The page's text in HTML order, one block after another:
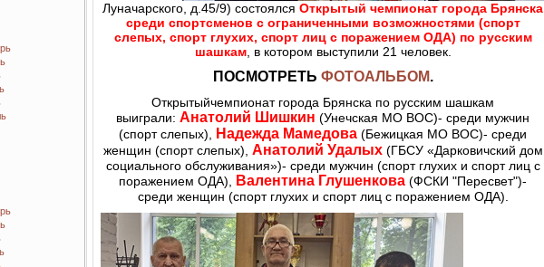
Луначарского, д.45/9) состоялся Открытый чемпионат города Брянска
среди спортсменов с ограниченными возможностями (спорт
слепых, спорт глухих, спорт лиц с поражением ОДА) по русским
шашкам, в котором выступили 21 человек.
ПОСМОТРЕТЬ ФОТОАЛЬБОМ.
Открытыйчемпионат города Брянска по русским шашкам
выиграли: Анатолий Шишкин (Унечская МО ВОС)- среди мужчин
(спорт слепых),
Надежда Мамедова (Бежицкая МО ВОС)- среди
женщин (спорт слепых), Анатолий Удалых (ГБСУ «Дарковичский дом
социального обслуживания»)- среди мужчин (спорт глухих и спорт лиц с
поражением ОДА),
Валентина Глушенкова (ФСКИ "Пересвет")-
среди женщин (спорт глухих и спорт лиц с поражением ОДА).